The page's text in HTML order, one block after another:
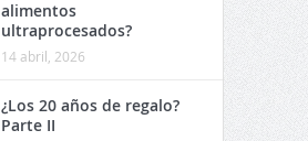
alimentos
ultraprocesados?
14 abril, 2026
¿Los 20 años de regalo?
Parte II